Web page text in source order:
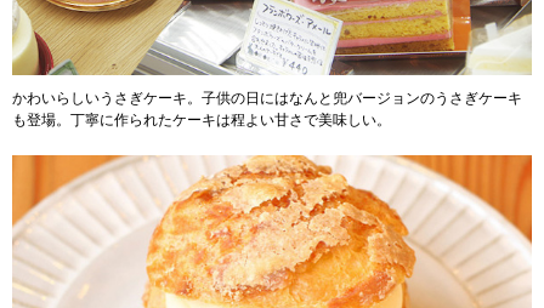
かわいらしいうさぎケーキ。子供の日にはなんと兜バージョンのうさぎケーキ
も登場。丁寧に作られたケーキは程よい甘さで美味しい。